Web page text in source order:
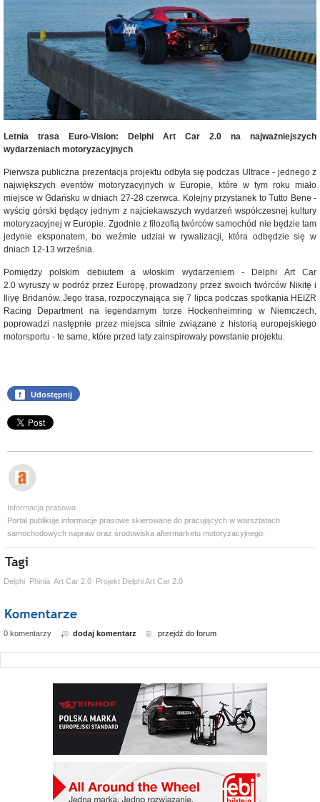
Letnia trasa Euro‑Vision: Delphi Art Car 2.0 na najważniejszych
wydarzeniach motoryzacyjnych
Pierwsza publiczna prezentacja projektu odbyła się podczas Ultrace - jednego z
największych eventów motoryzacyjnych w Europie, które w tym roku miało
miejsce w Gdańsku w dniach 27-28 czerwca. Kolejny przystanek to Tutto Bene -
wyścig górski będący jednym z najciekawszych wydarzeń współczesnej kultury
motoryzacyjnej w Europie. Zgodnie z filozofią twórców samochód nie będzie tam
jedynie eksponatem, bo weźmie udział w rywalizacji, która odbędzie się w
dniach 12-13 września.
Pomiędzy polskim debiutem a włoskim wydarzeniem - Delphi Art Car
2.0 wyruszy w podróż przez Europę, prowadzony przez swoich twórców Nikitę i
Iliyę Bridanów. Jego trasa, rozpoczynająca się 7 lipca podczas spotkania HEIZR
Racing Department na legendarnym torze Hockenheimring w Niemczech,
poprowadzi następnie przez miejsca silnie związane z historią europejskiego
motorsportu - te same, które przed laty zainspirowały powstanie projektu.
f Udostępnij
Informacja prasowa
Portal publikuje informacje prasowe skierowane do pracujących w warsztatach
samochodowych napraw oraz środowiska aftermarketu motoryzacyjnego.
Delphi Phinia Art Car 2.0 Projekt Delphi Art Car 2.0
0 komentarzy dodaj komentarz przejdź do forum